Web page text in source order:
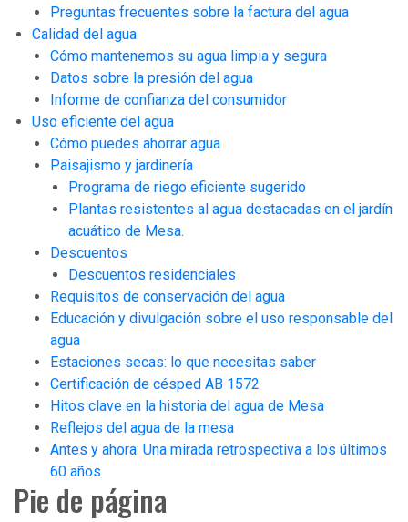
Preguntas frecuentes sobre la factura del agua
Calidad del agua
Cómo mantenemos su agua limpia y segura
Datos sobre la presión del agua
Informe de confianza del consumidor
Uso eficiente del agua
Cómo puedes ahorrar agua
Paisajismo y jardinería
Programa de riego eficiente sugerido
Plantas resistentes al agua destacadas en el jardín
acuático de Mesa.
Descuentos
Descuentos residenciales
Requisitos de conservación del agua
Educación y divulgación sobre el uso responsable del
agua
Estaciones secas: lo que necesitas saber
Certificación de césped AB 1572
Hitos clave en la historia del agua de Mesa
Reflejos del agua de la mesa
Antes y ahora: Una mirada retrospectiva a los últimos
60 años
Pie de página